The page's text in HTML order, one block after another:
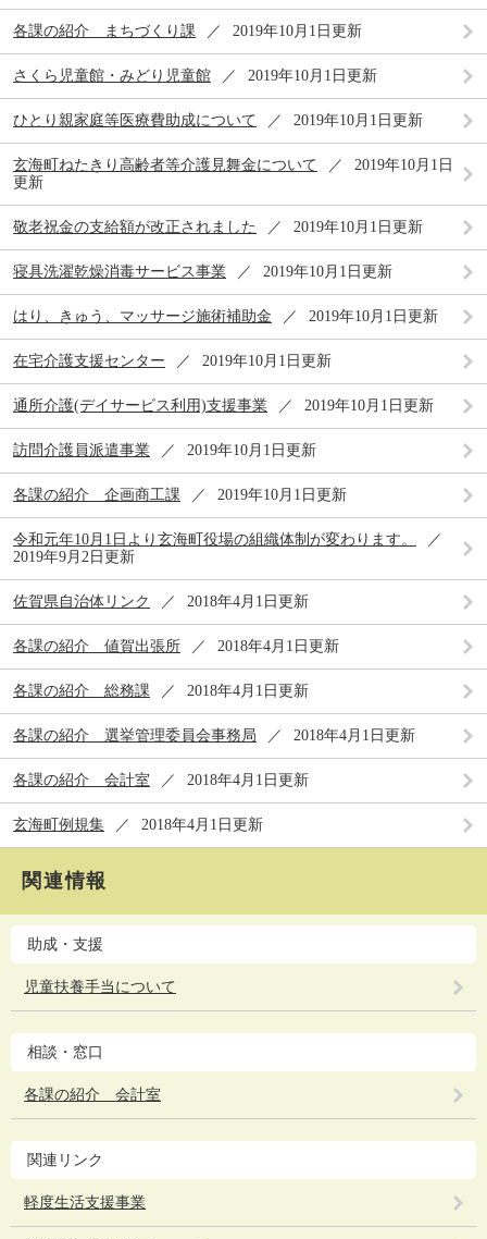
各課の紹介 まちづくり課 2019年10月1日更新
さくら児童館・みどり児童館 2019年10月1日更新
ひとり親家庭等医療費助成について 2019年10月1日更新
玄海町ねたきり高齢者等介護見舞金について
2019年10月1日
更新
敬老祝金の支給額が改正されました 2019年10月1日更新
寝具洗濯乾燥消毒サービス事業 2019年10月1日更新
はり、きゅう、マッサージ施術補助金 2019年10月1日更新
在宅介護支援センター 2019年10月1日更新
通所介護(デイサービス利用)支援事業 2019年10月1日更新
訪問介護員派遣事業 2019年10月1日更新
各課の紹介 企画商工課 2019年10月1日更新
令和元年10月1日より玄海町役場の組織体制が変わります。
2019年9月2日更新
佐賀県自治体リンク 2018年4月1日更新
各課の紹介 値賀出張所 2018年4月1日更新
各課の紹介 総務課 2018年4月1日更新
各課の紹介 選挙管理委員会事務局 2018年4月1日更新
各課の紹介 会計室 2018年4月1日更新
玄海町例規集 2018年4月1日更新
関連情報
助成・支援
児童扶養手当について
相談・窓口
各課の紹介 会計室
関連リンク
軽度生活支援事業